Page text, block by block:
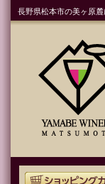
長野県松本市の美ヶ原